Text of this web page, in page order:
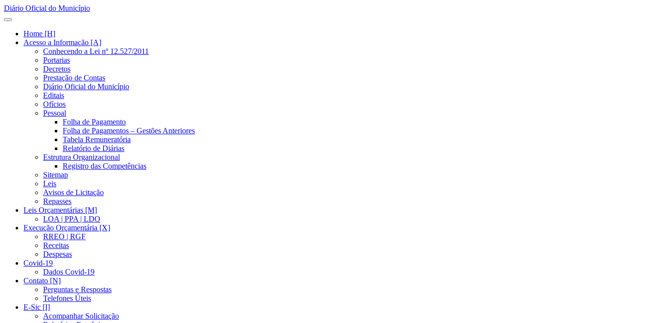
Diário Oficial do Município
Home [H]
Acesso a Informação [A]
Conhecendo a Lei nº 12.527/2011
Portarias
Decretos
Prestação de Contas
Diário Oficial do Município
Editais
Ofícios
Pessoal
Folha de Pagamento
Folha de Pagamentos – Gestões Anteriores
Tabela Remuneratória
Relatório de Diárias
Estrutura Organizacional
Registro das Competências
Sitemap
Leis
Avisos de Licitação
Repasses
Leis Orçamentárias [M]
LOA | PPA | LDO
Execução Orçamentária [X]
RREO | RGF
Receitas
Despesas
Covid-19
Dados Covid-19
Contato [N]
Perguntas e Respostas
Telefones Úteis
E-Sic [I]
Acompanhar Solicitação